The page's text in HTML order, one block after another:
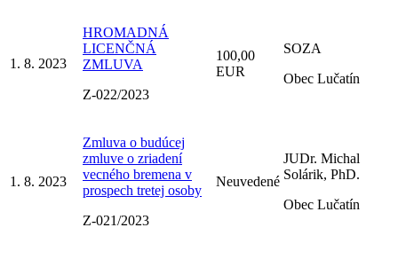
1. 8. 2023
HROMADNÁ
LICENČNÁ
ZMLUVA
Z-022/2023
100,00
EUR
SOZA
Obec Lučatín
1. 8. 2023
Zmluva o budúcej
zmluve o zriadení
vecného bremena v
prospech tretej osoby
Z-021/2023
Neuvedené
JUDr. Michal
Solárik, PhD.
Obec Lučatín